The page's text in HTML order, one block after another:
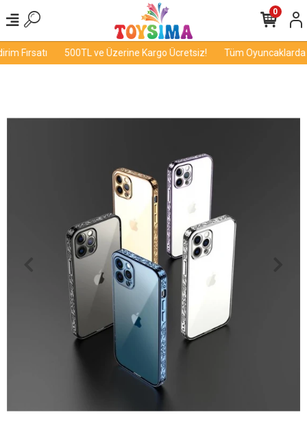
Fırsatı 500TL ve Üzerine Kargo Ücretsiz! Tüm Oyuncaklarda
0